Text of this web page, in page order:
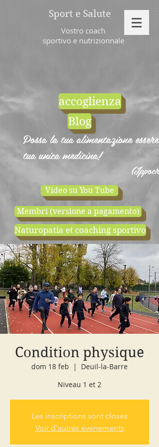
Sport e Salute
Vostro coach
sportivo e nutrizionnale
accoglienza
Blog
Possa la tua alimentazione essere
tua unica medicina!
Video su You Tube
Membri (versione a pagamento)
Naturopatia et coaching sportivo
cours d'essai negozio
Condition physique
dom 18 feb
  |
Deuil-la-Barre
Niveau 1 et 2
Les inscriptions sont closes
Voir d'autres événements